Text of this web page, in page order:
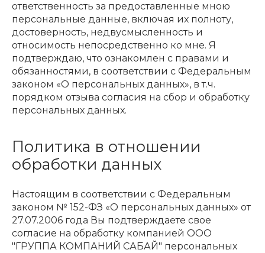
ответственность за предоставленные мною
персональные данные, включая их полноту,
достоверность, недвусмысленность и
относимость непосредственно ко мне. Я
подтверждаю, что ознакомлен с правами и
обязанностями, в соответствии с Федеральным
законом «О персональных данных», в т.ч.
порядком отзыва согласия на сбор и обработку
персональных данных.
Политика в отношении
обработки данных
Настоящим в соответствии с Федеральным
законом № 152-ФЗ «О персональных данных» от
27.07.2006 года Вы подтверждаете свое
согласие на обработку компанией ООО
"ГРУППА КОМПАНИЙ САБАЙ" персональных